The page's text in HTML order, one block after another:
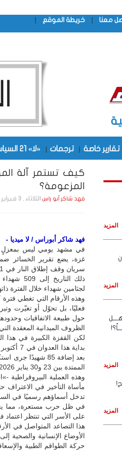
معنا | خريطة الموقع |
تقارير خاصة | ترجمات | «لا» 21 السياسي
كيف تستمر آلة
المزعومة؟
فهد شاكر أبو راسالثلاثاء , 3 فـبـرايـر , 2026 الساعة 12:08:06 AM
فهد شاكر أبوراس / لا ميديا -
في مشهد يومي ليس بمعزلٍ
غزة، يضع تقرير الخسائر
لجثامين شهداء خلال الفترة
وهذه الأرقام التي تغطي
فعليًا، بل تحوّل أو تغيّرت
حول طبيعة الاتفاقيات
الظروف الميدانية المعقدة
لكن القفزة الكبيرة في هذا
بعد إضافة 85
الممتدة بين 23 و30 يناير 2026.
وهذه العملية البيروقراطية
مأساة التأخير في الاعتراف
تدخل أسماؤهم رسميًا في
في ظل حرب مستعرة، مما
على الأسر التي تنتظر
هذا التصاعد المتواصل في
الأوضاع الإنسانية والصحية
حركة الطواقم الطبية
المزيد
المزيد
المزيد
المزيد